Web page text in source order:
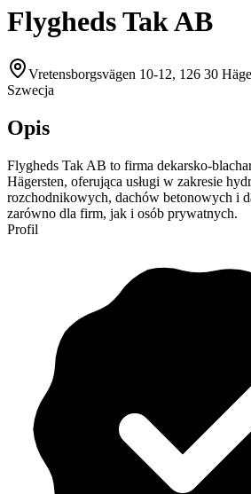
Flygheds Tak AB
Vretensborgsvägen 10-12, 126 30
Szwecja
Opis
Flygheds Tak AB to firma dekarsko-
Hägersten, oferująca usługi w zakresie
rozchodnikowych, dachów betonowych i
zarówno dla firm, jak i osób prywatnych.
Profil